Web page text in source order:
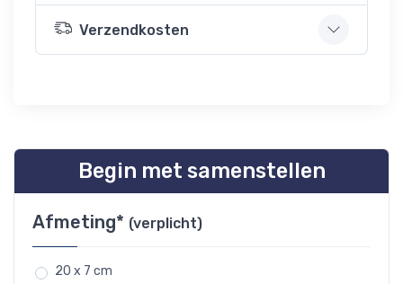
Verzendkosten
Begin met samenstellen
Afmeting* (verplicht)
20 x 7 cm